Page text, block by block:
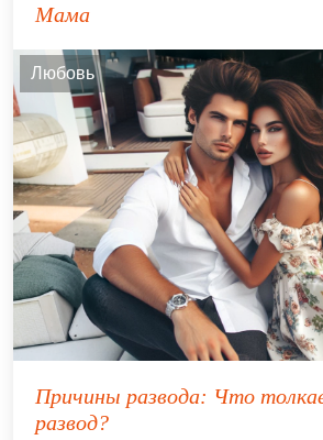
Мама
Любовь
Причины развода: Что
развод?